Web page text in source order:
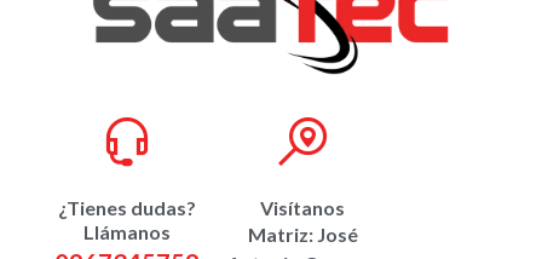
¿Tienes dudas?
Llámanos
Visítanos
Matriz: José